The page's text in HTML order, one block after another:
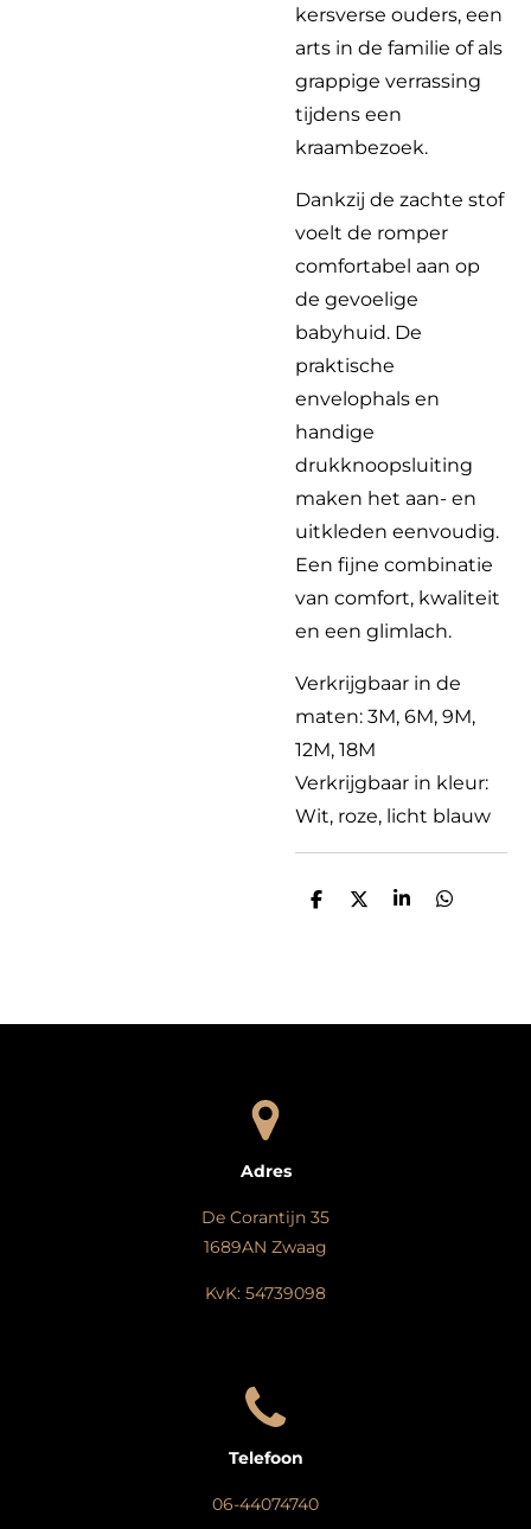
kersverse ouders, een
arts in de familie of als
grappige verrassing
tijdens een
kraambezoek.
Dankzij de zachte stof
voelt de romper
comfortabel aan op
de gevoelige
babyhuid. De
praktische
envelophals en
handige
drukknoopsluiting
maken het aan- en
uitkleden eenvoudig.
Een fijne combinatie
van comfort, kwaliteit
en een glimlach.
Verkrijgbaar in de
maten: 3M, 6M, 9M,
12M, 18M
Verkrijgbaar in kleur:
Wit, roze, licht blauw
D
D
S
D
Adres
De Corantijn 35
1689AN Zwaag
KvK: 54739098
Telefoon
06-44074740